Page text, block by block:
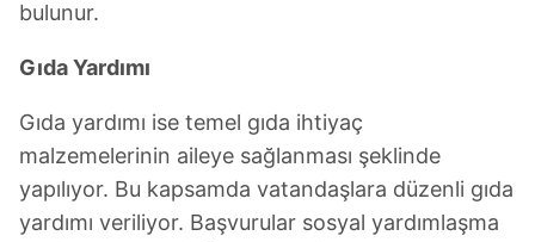
bulunur.
Gıda Yardımı
Gıda yardımı ise temel gıda ihtiyaç
malzemelerinin aileye sağlanması şeklinde
yapılıyor. Bu kapsamda vatandaşlara düzenli gıda
yardımı veriliyor. Başvurular sosyal yardımlaşma